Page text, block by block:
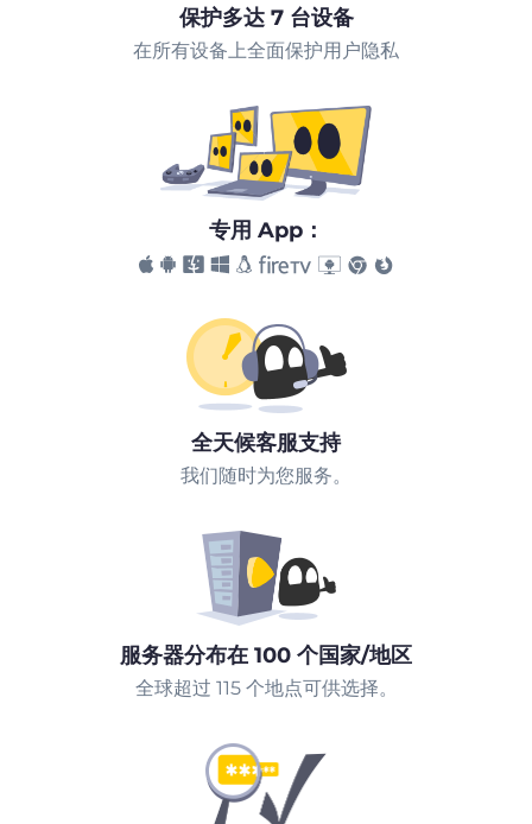
保护多达 7 台设备
在所有设备上全面保护用户隐私
专用 App：
全天候客服支持
我们随时为您服务。
服务器分布在 100 个国家/地区
全球超过 115 个地点可供选择。